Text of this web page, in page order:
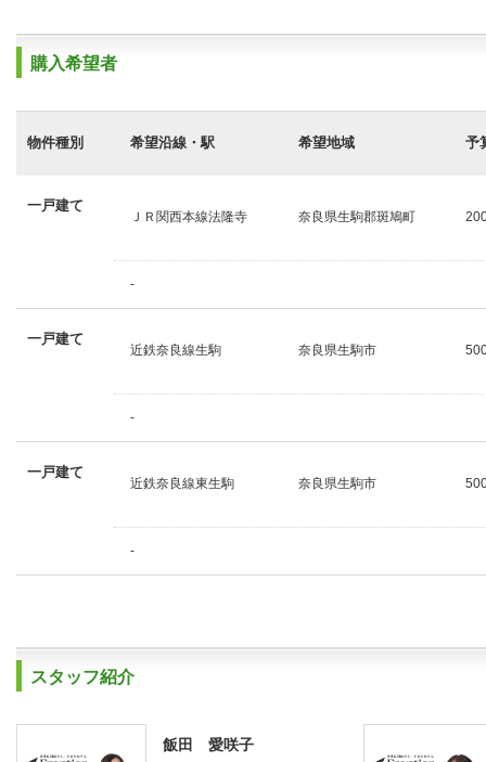
購入希望者
物件種別 希望沿線・駅 希望地域 予
一戸建て
ＪＲ関西本線法隆寺 奈良県生駒郡斑鳩町
-
一戸建て
近鉄奈良線生駒 奈良県生駒市
-
一戸建て
近鉄奈良線東生駒 奈良県生駒市
-
スタッフ紹介
飯田 愛咲子